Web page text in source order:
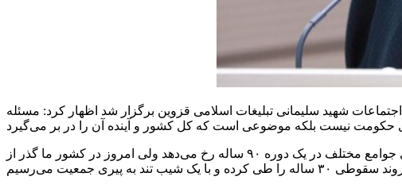
شهید سلیمانی تبلیغات اسلامی قزوین برگزار شد اظهار کرد: مسئله
نماینده مردم قزوین البرز و آبیک در مجلس شورای اسلامی بیان کرد: در موضوع جمعیت روند گذر از هر پدیده و دوره سنی برای جوامع مختلف در یک دوره ۹۰ ساله رخ می‌دهد ولی امروز در کشور ما گذر از